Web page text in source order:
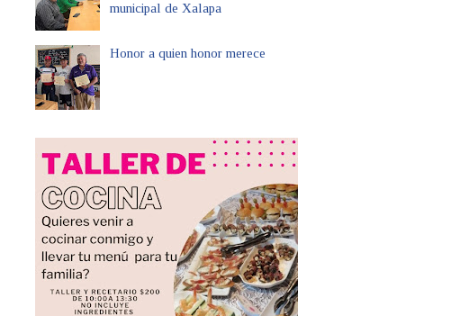
municipal de Xalapa
Honor a quien honor merece